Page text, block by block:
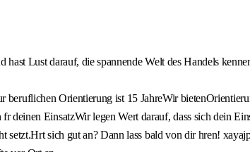
Lust darauf, die spannende Welt des Handels
Orientierung ist 15 JahreWir
deinen EinsatzWir legen Wert darauf, dass sich dein
setzt.Hrt sich gut an? Dann lass bald von dir hren!